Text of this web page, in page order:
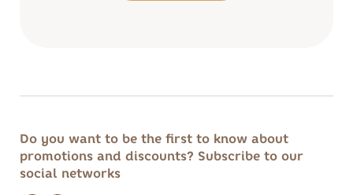
Do you want to be the first to know about
promotions and discounts? Subscribe to our
social networks